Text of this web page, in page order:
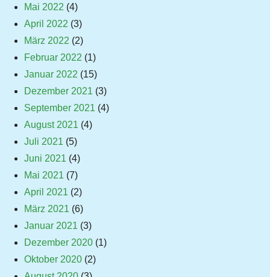
Mai 2022 (4)
April 2022 (3)
März 2022 (2)
Februar 2022 (1)
Januar 2022 (15)
Dezember 2021 (3)
September 2021 (4)
August 2021 (4)
Juli 2021 (5)
Juni 2021 (4)
Mai 2021 (7)
April 2021 (2)
März 2021 (6)
Januar 2021 (3)
Dezember 2020 (1)
Oktober 2020 (2)